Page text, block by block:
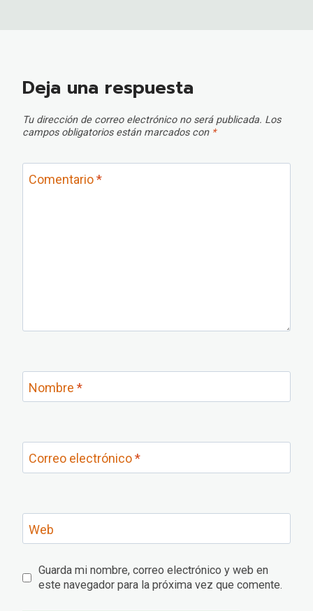
Deja una respuesta
Tu dirección de correo electrónico no será publicada. Los
campos obligatorios están marcados con *
Comentario*
Nombre *
Correo electrónico*
Web
Guarda mi nombre, correo electrónico y web en
este navegador para la próxima vez que comente.